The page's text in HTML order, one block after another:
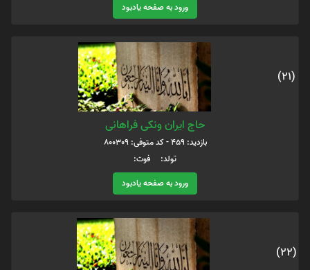
ورود به صفحه یادبود
(21)
حاج ایران ونکی فراهانی
بازدید: 459 - کد متوفی: 800309
تولد: فوت:
ورود به صفحه یادبود
(22)